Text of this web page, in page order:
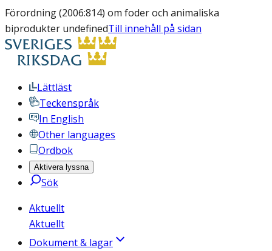
Förordning (2006:814) om foder och animaliska
biprodukter undefinedTill innehåll på sidan
Lättläst
Teckenspråk
In English
Other languages
Ordbok
Aktivera lyssna
Sök
Aktuellt
Aktuellt
Dokument & lagar